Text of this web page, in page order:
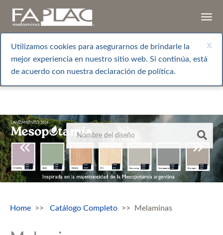
x
Utilizamos cookies para asegurarnos de brindarle la
mejor experiencia en nuestro sitio web. Si continúa, está
de acuerdo con nuestra declaración de política.
Home Catálogo Completo Melaminas